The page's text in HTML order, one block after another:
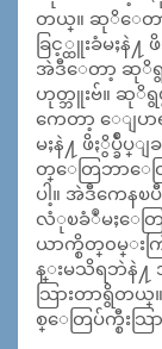
တယ္။ ဆုိေတာ့
ခြင့္ထူးခံမႈနဲ
အဲဒီေတာ့ ဆုိရွ
ဟုတ္ဘူးဗ်။ ဆုိရွ
ကေတာ့ ေျပာ
မႈနဲ႔ ဖိႏွိပ္ခ်ဳ
တ္ေတြဘာေ
ပါ့။ အဲဒီကေနၿ
လံုၿခံဳမႈေတြ
ယာက္စိတ္၀မ္း
န္းမသိရဘဲနဲ႔
သြားတာရွိတ
စ္ေတြပ်က္စီးသြ